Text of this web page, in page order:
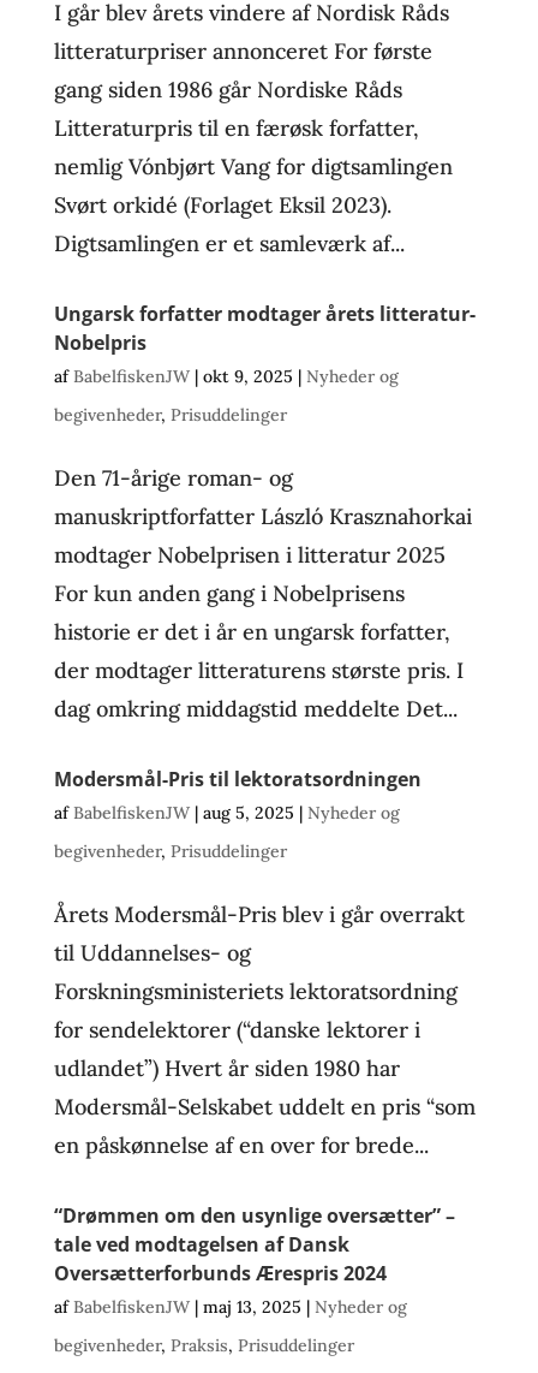
I går blev årets vindere af Nordisk Råds
litteraturpriser annonceret For første
gang siden 1986 går Nordiske Råds
Litteraturpris til en færøsk forfatter,
nemlig Vónbjørt Vang for digtsamlingen
Svørt orkidé (Forlaget Eksil 2023).
Digtsamlingen er et samleværk af...
Ungarsk forfatter modtager årets litteratur-
Nobelpris
afBabelfiskenJW| okt 9, 2025 | Nyheder og
begivenheder, Prisuddelinger
Den 71-årige roman- og
manuskriptforfatter László Krasznahorkai
modtager Nobelprisen i litteratur 2025
For kun anden gang i Nobelprisens
historie er det i år en ungarsk forfatter,
der modtager litteraturens største pris. I
dag omkring middagstid meddelte Det...
Modersmål-Pris til lektoratsordningen
afBabelfiskenJW| aug 5, 2025 | Nyheder og
begivenheder, Prisuddelinger
Årets Modersmål-Pris blev i går overrakt
til Uddannelses- og
Forskningsministeriets lektoratsordning
for sendelektorer (“danske lektorer i
udlandet”) Hvert år siden 1980 har
Modersmål-Selskabet uddelt en pris “som
en påskønnelse af en over for brede...
“Drømmen om den usynlige oversætter” –
tale ved modtagelsen af Dansk
Oversætterforbunds Ærespris 2024
afBabelfiskenJW| maj 13, 2025 | Nyheder og
begivenheder, Praksis, Prisuddelinger